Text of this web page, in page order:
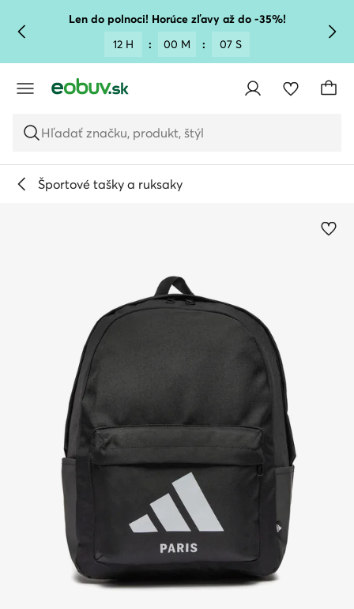
PREJSŤ NA HLAVNÝ OBSAH
PREJSŤ NA VYHĽADÁVANIE
Len do polnoci! Horúce zľavy až do -35%!
12 H
: 00 M : 07 S
Hľadať značku, produkt, štýl
Športové tašky a ruksaky